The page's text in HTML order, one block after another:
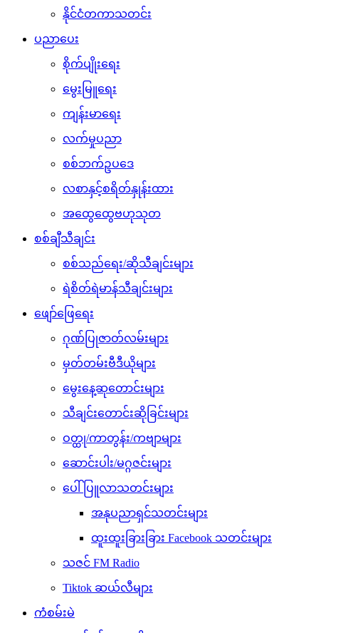
နိုင်ငံတကာသတင်း
ပညာပေး
စိုက်ပျိုးရေး
မွေးမြူရေး
ကျန်းမာရေး
လက်မှုပညာ
စစ်ဘက်ဥပဒေ
လစာနှင့်စရိတ်နှုန်းထား
အထွေထွေဗဟုသုတ
စစ်ချီသီချင်း
စစ်သည်ရေး/ဆိုသီချင်းများ
ရဲစိတ်ရဲမာန်သီချင်းများ
ဖျော်ဖြေရေး
ဂုဏ်ပြုဇာတ်လမ်းများ
မှတ်တမ်းဗီဒီယိုများ
မွေးနေ့ဆုတောင်းများ
သီချင်းတောင်းဆိုခြင်းများ
ဝတ္ထု/ကာတွန်း/ကဗျာများ
ဆောင်းပါး/မဂ္ဂဇင်းများ
ပေါ်ပြူလာသတင်းများ
အနုပညာရှင်သတင်းများ
ထူးထူးခြားခြား Facebook သတင်းများ
သဇင် FM Radio
Tiktok ဆယ်လီများ
ကံစမ်းမဲ